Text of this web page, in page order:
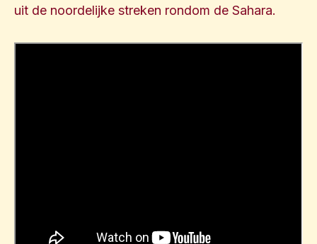
uit de noordelijke streken rondom de Sahara.